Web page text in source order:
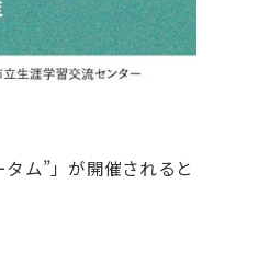
ム”」が開催されると